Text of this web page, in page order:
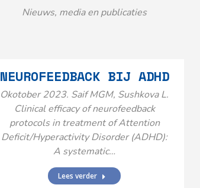
Nieuws, media en publicaties
NEUROFEEDBACK BIJ ADHD
Okotober 2023. Saif MGM, Sushkova L.
Clinical efficacy of neurofeedback
protocols in treatment of Attention
Deficit/Hyperactivity Disorder (ADHD):
A systematic…
Lees verder